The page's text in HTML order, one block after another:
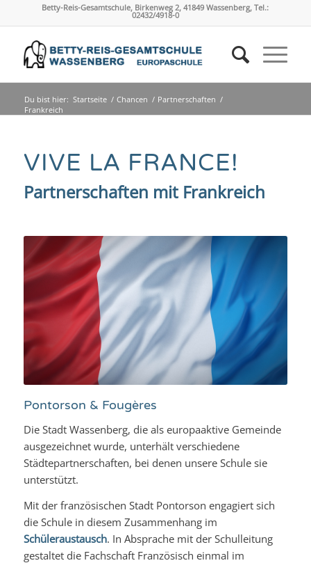
Betty-Reis-Gesamtschule, Birkenweg 2, 41849 Wassenberg, Tel.:
02432/4918-0
Du bist hier: Startseite / Chancen / Partnerschaften /
Frankreich
VIVE LA FRANCE!
Partnerschaften mit Frankreich
Pontorson & Fougères
Die Stadt Wassenberg, die als europaaktive Gemeinde
ausgezeichnet wurde, unterhält verschiedene
Städtepartnerschaften, bei denen unsere Schule sie
unterstützt.
Mit der französischen Stadt Pontorson engagiert sich
die Schule in diesem Zusammenhang im
Schüleraustausch. In Absprache mit der Schulleitung
gestaltet die Fachschaft Französisch einmal im